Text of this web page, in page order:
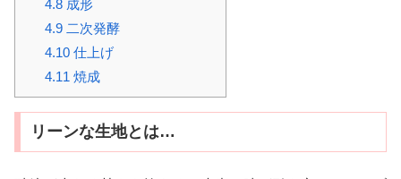
4.8成形
4.9二次発酵
4.10仕上げ
4.11 焼成
リーンな生地とは…